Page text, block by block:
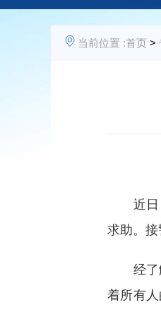
当前位置 :首页 >
近日，
求助。接
经了解
着所有